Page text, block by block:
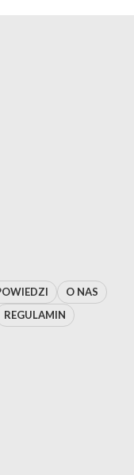
O NAS
REGULAMIN